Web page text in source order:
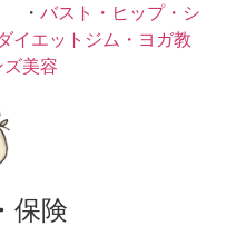
・ バスト・ヒップ・シ
イエットジム・ヨガ教
ズ美容
保険